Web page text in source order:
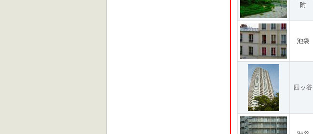
附
池袋
四ッ谷